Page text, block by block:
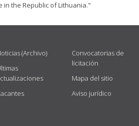
the Republic of Lithuania."
(Archivo)
Convocatorias de
licitación
Mapa del sitio
Aviso jurídico